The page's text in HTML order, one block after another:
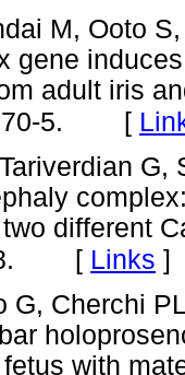
M, Ooto
gene
adult iris
5. [
different
[ Links ]
G, Cherchi
with